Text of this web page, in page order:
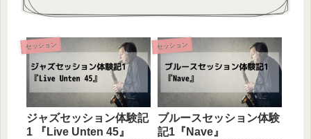
セッション
ジャズセッション体験記
1 『Live Unten 45』
セッション
ブルースセッション体験
記1『Nave』